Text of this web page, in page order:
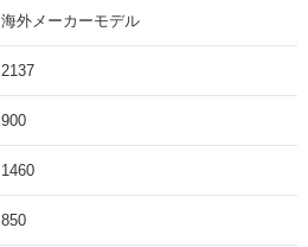
海外メーカーモデル
2137
900
1460
850